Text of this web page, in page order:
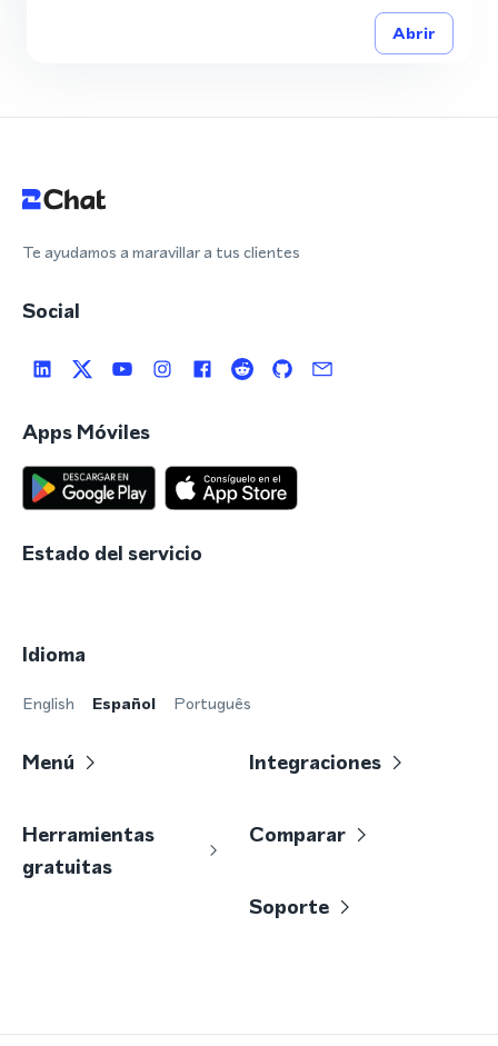
Abrir
Te ayudamos a maravillar a tus clientes
Social
Apps Móviles
Estado del servicio
Idioma
English Español Português
Menú Integraciones
Herramientas
gratuitas
Comparar
Soporte